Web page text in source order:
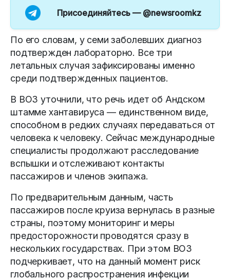
Присоединяйтесь — @newsroomkz
По его словам, у семи заболевших диагноз
подтвержден лабораторно. Все три
летальных случая зафиксированы именно
среди подтвержденных пациентов.
В ВОЗ уточнили, что речь идет об Андском
штамме хантавируса — единственном виде,
способном в редких случаях передаваться от
человека к человеку. Сейчас международные
специалисты продолжают расследование
вспышки и отслеживают контакты
пассажиров и членов экипажа.
По предварительным данным, часть
пассажиров после круиза вернулась в разные
страны, поэтому мониторинг и меры
предосторожности проводятся сразу в
нескольких государствах. При этом ВОЗ
подчеркивает, что на данный момент риск
глобального распространения инфекции